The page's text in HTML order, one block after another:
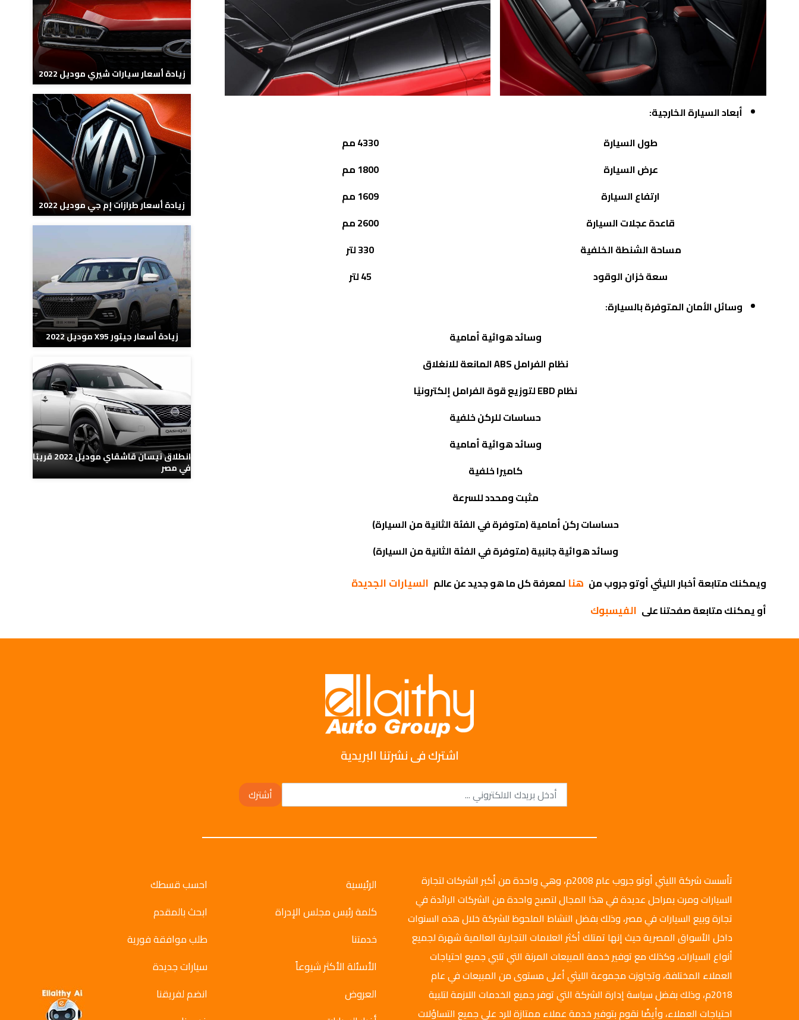
أبعاد السيارة الخارجية:
طول السيارة
4330 مم
عرض السيارة
1800 مم
ارتفاع السيارة
1609 مم
قاعدة عجلات السيارة
2600 مم
مساحة الشنطة الخلفية
330 لتر
سعة خزان الوقود
45 لتر
وسائل الأمان المتوفرة بالسيارة:
وسائد هوائية أمامية
نظام الفراملABSالمانعة للانغلاق
نظامEBDلتوزيع قوة الفرامل إلكترونيًا
حساسات للركن خلفية
وسائد هوائية أمامية
كاميرا خلفية
مثبت ومحدد للسرعة
حساسات ركن أمامية (متوفرة في الفئة الثانية من السيارة)
وسائد هوائية جانبية (متوفرة في الفئة الثانية من السيارة)
ويمكنك متابعة أخبار الليثي أوتو جروب من هنا لمعرفة كل ما هو جديد عن عالم السيارات الجديدة
أو يمكنك متابعة صفحتنا على الفيسبوك
زيادة أسعار سيارات شيري موديل 2022
زيادة أسعار طرازات إم جي موديل 2022
زيادة أسعار جيتور X95 موديل 2022
انطلاق نيسان قاشقاي موديل 2022 قريبًا
في مصر
اشترك فى نشرتنا البريدية
أشترك
تأسست شركة الليثي أوتو جروب عام 2008م، وهي واحدة من أكبر الشركات لتجارة
السيارات ومرت بمراحل عديدة في هذا المجال لتصبح واحدة من الشركات الرائدة في
تجارة وبيع السيارات في مصر، وذلك بفضل النشاط الملحوظ للشركة خلال هذه السنوات
داخل الأسواق المصرية حيث إنها تمتلك أكثر العلامات التجارية العالمية شهرة لجميع
أنواع السيارات، وكذلك مع توفير خدمة المبيعات المرنة التي تلبي جميع احتياجات
العملاء المختلفة، وتجاوزت مجموعة الليثي أعلى مستوى من المبيعات في عام
2018م، وذلك بفضل سياسة إدارة الشركة التي توفر جميع الخدمات اللازمة لتلبية
احتياجات العملاء، وأيضًا نقوم بتوفير خدمة عملاء ممتازة للرد على جميع التساؤلات
الرئيسية
كلمة رئيس مجلس الإدراة
خدمتنا
الأسئلة الأكثر شيوعاً
العروض
احسب قسطك
ابحث بالمقدم
طلب موافقة فورية
سيارات جديدة
انضم لفريقنا